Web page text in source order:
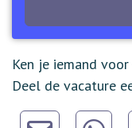
Ken je iemand
Deel de vacature